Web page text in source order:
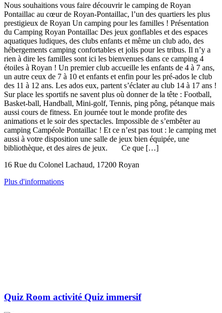
Nous souhaitions vous faire découvrir le camping de Royan
Pontaillac au cœur de Royan-Pontaillac, l’un des quartiers les plus
prestigieux de Royan Un camping pour les familles ! Présentation
du Camping Royan Pontaillac Des jeux gonflables et des espaces
aquatiques ludiques, des clubs enfants et même un club ado, des
hébergements camping confortables et jolis pour les tribus. Il n’y a
rien à dire les familles sont ici les bienvenues dans ce camping 4
étoiles à Royan ! Un premier club accueille les enfants de 4 à 7 ans,
un autre ceux de 7 à 10 et enfants et enfin pour les pré-ados le club
des 11 à 12 ans. Les ados eux, partent s’éclater au club 14 à 17 ans !
Sur place les sportifs ne savent plus où donner de la tête : Football,
Basket-ball, Handball, Mini-golf, Tennis, ping pông, pétanque mais
aussi cours de fitness. En journée tout le monde profite des
animations et le soir des spectacles. Impossible de s’embêter au
camping Campéole Pontaillac ! Et ce n’est pas tout : le camping met
aussi à votre disposition une salle de jeux bien équipée, une
bibliothèque, et des aires de jeux. Ce que […]
16 Rue du Colonel Lachaud, 17200 Royan
Plus d'informations
Quiz Room activité Quiz immersif